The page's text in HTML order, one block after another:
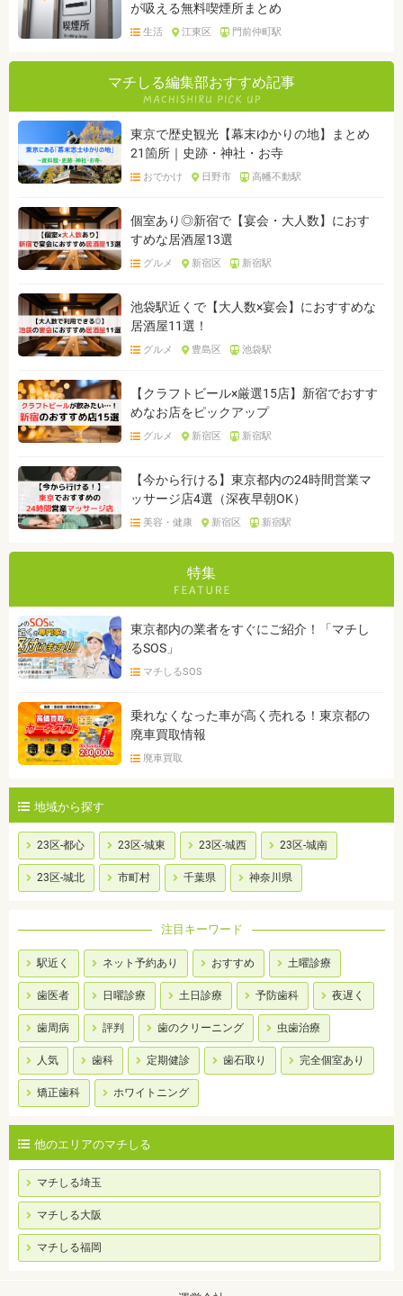
が吸える無料喫煙所まとめ
生活 江東区 門前仲町駅
マチしる編集部おすすめ記事
東京で歴史観光【幕末ゆかりの地】まとめ
21箇所｜史跡・神社・お寺
おでかけ 日野市 高幡不動駅
個室あり◎新宿で【宴会・大人数】におす
すめな居酒屋13選
グルメ 新宿区 新宿駅
池袋駅近くで【大人数×宴会】におすすめな
居酒屋11選！
グルメ 豊島区 池袋駅
【クラフトビール×厳選15店】新宿でおすす
めなお店をピックアップ
グルメ 新宿区 新宿駅
【今から行ける】東京都内の24時間営業マ
ッサージ店4選（深夜早朝OK）
美容・健康 新宿区 新宿駅
特集
東京都内の業者をすぐにご紹介！「マチし
るSOS」
マチしるSOS
乗れなくなった車が高く売れる！東京都の
廃車買取情報
廃車買取
地域から探す
23区-都心 23区-城東 23区-城西 23区-城南
23区-城北 市町村 千葉県 神奈川県
注目キーワード
駅近く ネット予約あり おすすめ 土曜診療
歯医者 日曜診療 土日診療 予防歯科 夜遅く
歯周病 評判 歯のクリーニング 虫歯治療
人気 歯科 定期健診 歯石取り 完全個室あり
矯正歯科 ホワイトニング
他のエリアのマチしる
マチしる埼玉
マチしる大阪
マチしる福岡